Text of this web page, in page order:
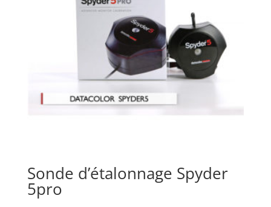
Sonde d’étalonnage Spyder
5pro